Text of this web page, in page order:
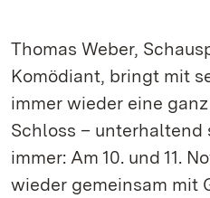
Thomas Weber,
Komödiant, bringt mit
immer wieder eine
Schloss – unterhaltend
immer: Am 10. und 11.
wieder gemeinsam mit